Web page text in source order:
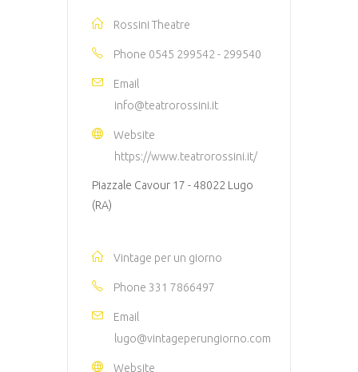
Rossini Theatre
Phone 0545 299542 - 299540
Email
info@teatrorossini.it
Website
https://www.teatrorossini.it/
Piazzale Cavour 17 - 48022 Lugo
(RA)
Vintage per un giorno
Phone 331 7866497
Email
lugo@vintageperungiorno.com
Website